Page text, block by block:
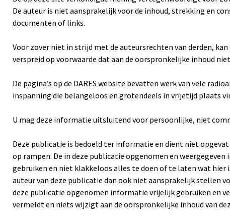
De auteur is niet aansprakelijk voor de inhoud, strekking en
documenten of links.
Voor zover niet in strijd met de auteursrechten van derden,
verspreid op voorwaarde dat aan de oorspronkelijke inhoud
De pagina’s op de DARES website bevatten werk van vele
inspanning die belangeloos en grotendeels in vrijetijd plaats
U mag deze informatie uitsluitend voor persoonlijke, niet
Deze publicatie is bedoeld ter informatie en dient niet
op rampen. De in deze publicatie opgenomen en
gebruiken en niet klakkeloos alles te doen of te laten wat hier
auteur van deze publicatie dan ook niet aansprakelijk stellen
deze publicatie opgenomen informatie vrijelijk gebruiken en
vermeldt en niets wijzigt aan de oorspronkelijke inhoud van